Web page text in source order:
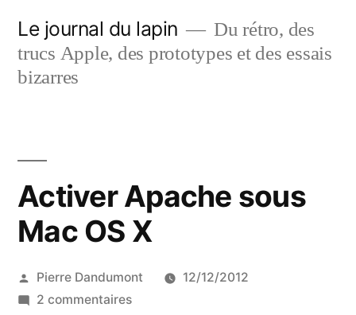
contenu
Le journal du lapin
Du rétro, des
trucs Apple, des prototypes et des essais
bizarres
Activer Apache sous
Mac OS X
Publié
par
Pierre Dandumont
12/12/2012
2 commentairessur